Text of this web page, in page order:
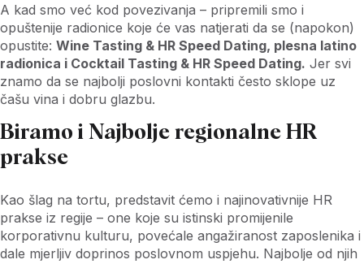
A kad smo već kod povezivanja – pripremili smo i
opuštenije radionice koje će vas natjerati da se (napokon)
opustite: Wine Tasting & HR Speed Dating, plesna latino
radionica i Cocktail Tasting & HR Speed Dating. Jer svi
znamo da se najbolji poslovni kontakti često sklope uz
čašu vina i dobru glazbu.
Biramo i Najbolje regionalne HR
prakse
Kao šlag na tortu, predstavit ćemo i najinovativnije HR
prakse iz regije – one koje su istinski promijenile
korporativnu kulturu, povećale angažiranost zaposlenika i
dale mjerljiv doprinos poslovnom uspjehu. Najbolje od njih